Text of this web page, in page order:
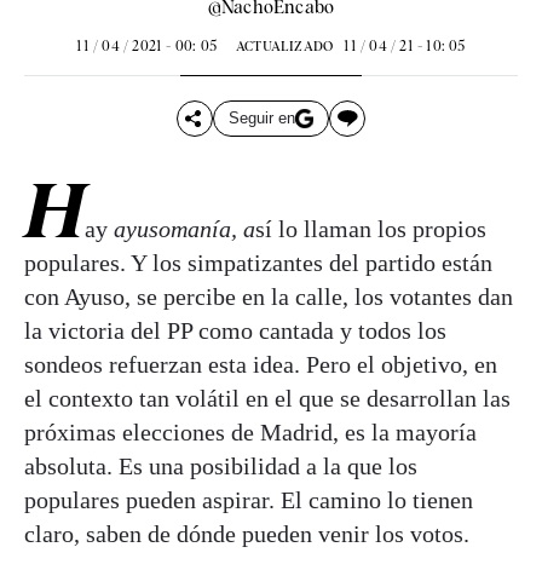
@NachoEncabo
11 / 04 / 2021 - 00: 05 ACTUALIZADO 11 / 04 / 21 - 10: 05
Seguir en
Hay ayusomanía, así lo llaman los propios
populares. Y los simpatizantes del partido están
con Ayuso, se percibe en la calle, los votantes dan
la victoria del PP como cantada y todos los
sondeos refuerzan esta idea. Pero el objetivo, en
el contexto tan volátil en el que se desarrollan las
próximas elecciones de Madrid, es la mayoría
absoluta. Es una posibilidad a la que los
populares pueden aspirar. El camino lo tienen
claro, saben de dónde pueden venir los votos.